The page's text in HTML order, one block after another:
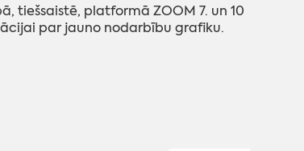
tiešsaistē, platformā ZOOM 7. un 10
par jauno nodarbību grafiku.